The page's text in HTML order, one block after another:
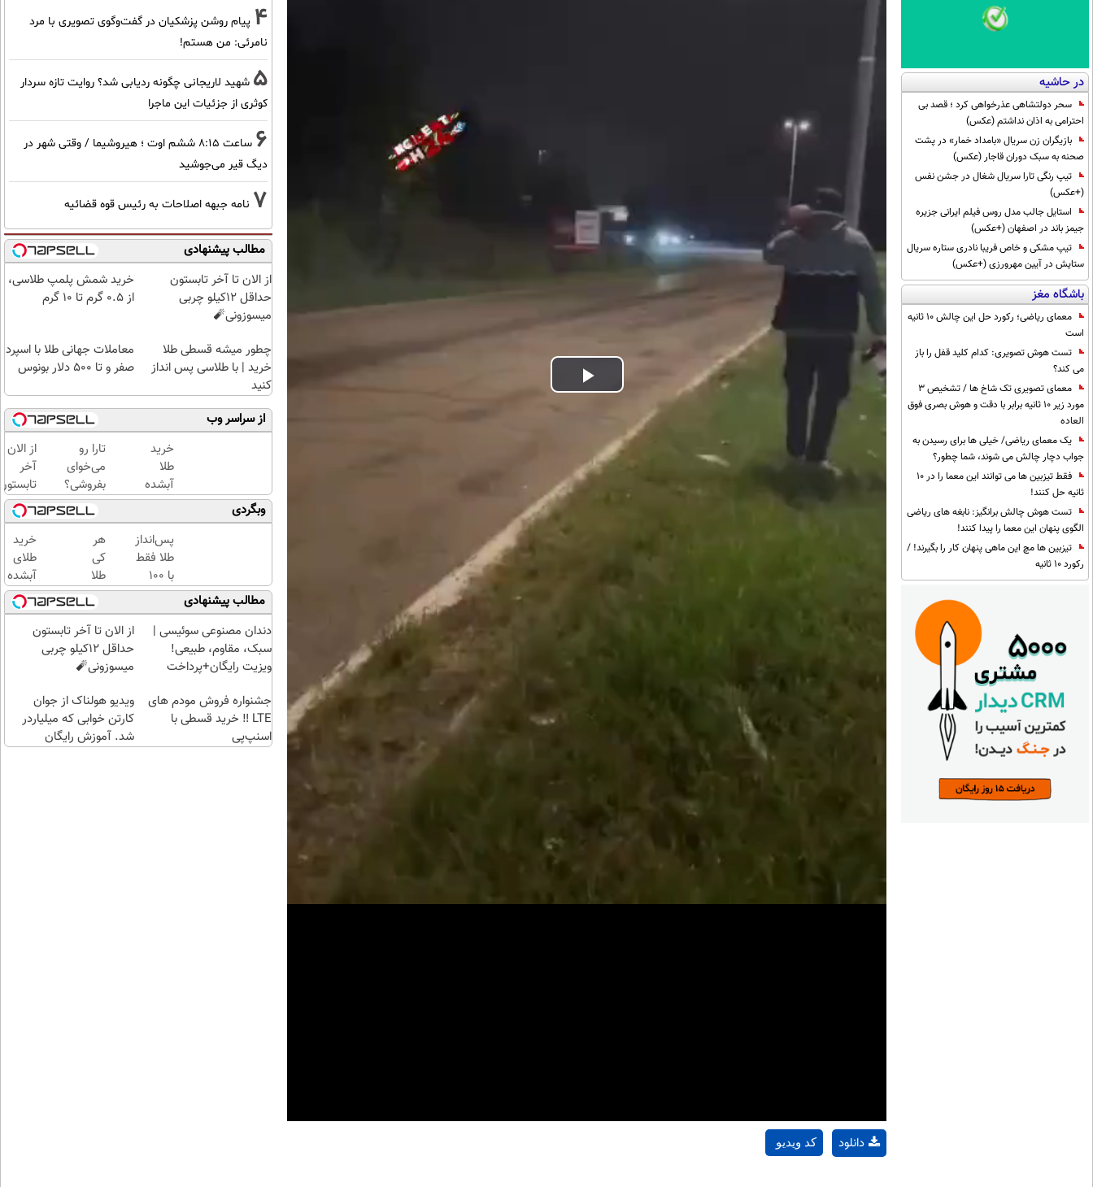
در حاشیه
سحر دولتشاهی عذرخواهی کرد ؛ قصد بی
احترامی به اذان نداشتم (عکس)
بازیگران زن سریال «بامداد خمار» در پشت
صحنه به سبک دوران قاجار (عکس)
تیپ رنگی تارا سریال شغال در جشن نفس
(+عکس)
استایل جالب مدل روس فیلم ایرانی جزیره
جیمز باند در اصفهان (+عکس)
تیپ مشکی و خاص فریبا نادری ستاره سریال
ستایش در آیین مهرورزی (+عکس)
باشگاه مغز
معمای ریاضی؛ رکورد حل این چالش 10 ثانیه
است
تست هوش تصویری: کدام کلید قفل را باز
می کند؟
معمای تصویری تک شاخ ها / تشخیص 3
مورد زیر 10 ثانیه برابر با دقت و هوش بصری فوق
العاده
یک معمای ریاضی/ خیلی ها برای رسیدن به
جواب دچار چالش می شوند، شما چطور؟
فقط تیزبین ها می توانند این معما را در 10
ثانیه حل کنند!
تست هوش چالش برانگیز: نابغه های ریاضی
الگوی پنهان این معما را پیدا کنند!
تیزبین ها مچ این ماهی پنهان کار را بگیرند! /
رکورد 10 ثانیه
Play
Video
کد ویدیو دانلود
4 پیام روشن پزشکیان در گفت‌و‌گوی تصویری با مرد
نامرئی: من هستم!
5 شهید لاریجانی چگونه ردیابی شد؟ روایت تازه سردار
کوثری از جزئیات این ماجرا
6
ساعت ۸:۱۵ ششم اوت ؛ هیروشیما / وقتی شهر در
دیگ قیر می‌جوشید
7 نامه جبهه اصلاحات به رئیس قوه قضائیه
مطالب پیشنهادی
از الان تا آخر تابستون
حداقل 12کیلو چربی
میسوزونی🧨
خرید شمش پلمپ طلاسی،
از ۰.۵ گرم تا ۱۰ گرم
چطور میشه قسطی طلا
خرید | با طلاسی پس انداز
کنید
معاملات جهانی طلا با اسپرد
صفر و تا ۵۰۰ دلار بونوس
از سراسر وب
خرید
طلا
آبشده
با 100
هزار
تومن
تارا رو
می‌خوای
بفروشی؟
با
خودرو۴۵
یک‌روزه
بفروشش
از الان
آخر
حداقل
12کیلو
چربی
🧨
وبگردی
پس‌انداز
طلا فقط
با ۱۰۰
هزارتومان
(امن و
راحت)
هر
کی
طلا
داره،
غم
نداره!
😊💎
(خرید
چند
کلیک)
خرید
طلای
آبشده
حتی با
۱۰۰هزارتومان
مطالب پیشنهادی
دندان مصنوعی سوئیسی |
سبک، مقاوم، طبیعی!
ویزیت رایگان+پرداخت
از الان تا آخر تابستون
حداقل 12کیلو چربی
میسوزونی🧨
جشنواره فروش مودم های
LTE ‼️ خرید قسطی با
اسنپ‌پی
ویدیو هولناک از جوان
کارتن خوابی که میلیاردر
شد. آموزش رایگان